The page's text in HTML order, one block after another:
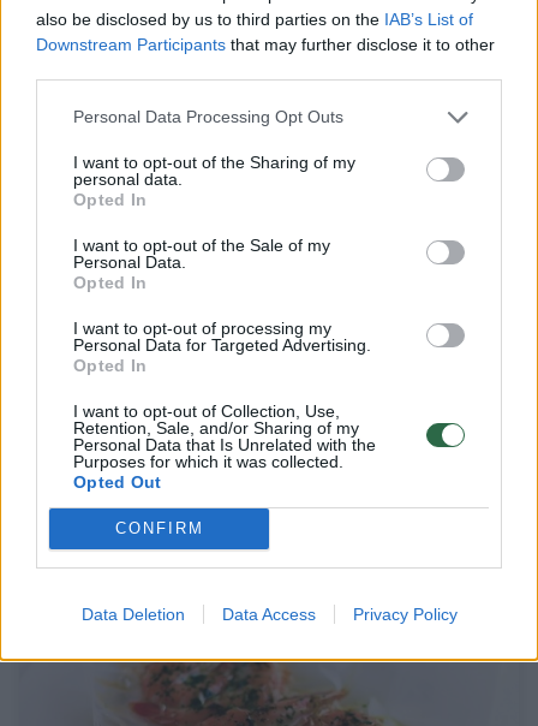
also be disclosed by us to third parties on the IAB’s List of
Downstream Participants that may further disclose it to other
Personal Data Processing Opt Outs
I want to opt-out of the Sharing of my
personal data.
Opted In
I want to opt-out of the Sale of my
Personal Data.
Opted In
I want to opt-out of processing my
Personal Data for Targeted Advertising.
Opted In
I want to opt-out of Collection, Use,
Retention, Sale, and/or Sharing of my
Personal Data that Is Unrelated with the
Purposes for which it was collected.
Opted Out
CONFIRM
Data Deletion Data Access Privacy Policy
Mokslas ir IT 2020-05-02
Šefas įvardijo didžiausias daržovių ruošimo
klaidas
Maistas